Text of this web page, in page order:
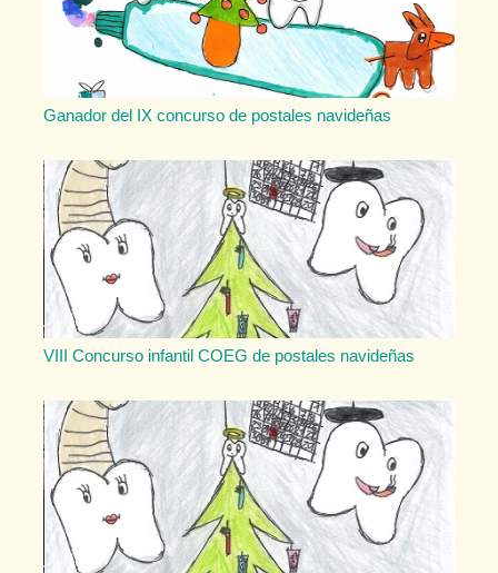
Ganador del IX concurso de postales navideñas
VIII Concurso infantil COEG de postales navideñas